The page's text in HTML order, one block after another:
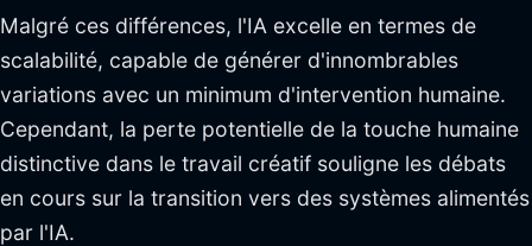
Malgré ces différences, l'IA excelle en termes de
scalabilité, capable de générer d'innombrables
variations avec un minimum d'intervention humaine.
Cependant, la perte potentielle de la touche humaine
distinctive dans le travail créatif souligne les débats
en cours sur la transition vers des systèmes alimentés
par l'IA.